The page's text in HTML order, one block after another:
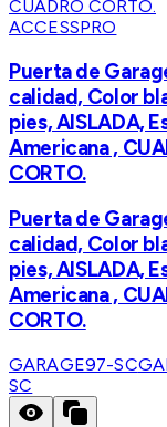
ACCESSPRO
Puerta de
calidad, Color
pies, AISLADA,
Americana ,
CORTO.
Puerta de
calidad, Color
pies, AISLADA,
Americana ,
CORTO.
GARAGE97-SC
SC